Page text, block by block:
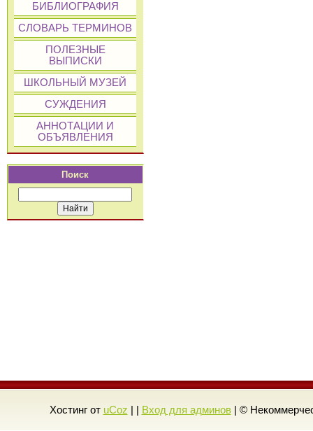
БИБЛИОГРАФИЯ
СЛОВАРЬ ТЕРМИНОВ
ПОЛЕЗНЫЕ
ВЫПИСКИ
ШКОЛЬНЫЙ МУЗЕЙ
СУЖДЕНИЯ
АННОТАЦИИ И
ОБЪЯВЛЕНИЯ
Поиск
Хостинг от uCoz Вход для админов| ©